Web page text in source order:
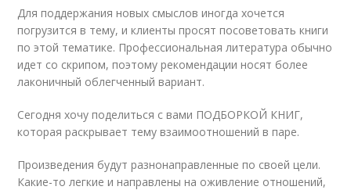
Для поддержания новых смыслов иногда хочется
погрузится в тему, и клиенты просят посоветовать книги
по этой тематике. Профессиональная литература обычно
идет со скрипом, поэтому рекомендации носят более
лаконичный облегченный вариант.
Сегодня хочу поделиться с вами ПОДБОРКОЙ КНИГ,
которая раскрывает тему взаимоотношений в паре.
Произведения будут разнонаправленные по своей цели.
Какие-то легкие и направлены на оживление отношений,